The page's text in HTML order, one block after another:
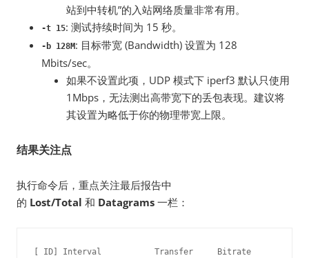
站到中转机”的入站网络质量非常有用。
-t 15: 测试持续时间为 15 秒。
-b 128M: 目标带宽 (Bandwidth) 设置为 128
Mbits/sec。
如果不设置此项，UDP 模式下 iperf3 默认只使用
1Mbps，无法测出高带宽下的丢包表现。建议将
其设置为略低于你的物理带宽上限。
结果关注点
执行命令后，重点关注最后报告中
的 Lost/Total 和 Datagrams 一栏：
[ ID] Interval           Transfer     Bitrate